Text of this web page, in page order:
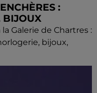
:
BIJOUX
Galerie de Chartres :
bijoux,